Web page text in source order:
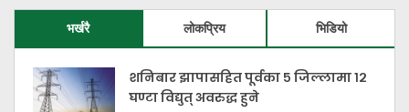
भर्खरै लोकप्रिय भिडियो
शनिबार झापासहित पूर्वका ५ जिल्लामा १२
घण्टा विद्युत् अवरुद्ध हुने